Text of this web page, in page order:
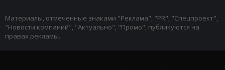
Материалы, отмеченные знаками "Реклама", "PR", "Спецпроект",
"Новости компаний", "Актуально", "Промо", публикуются на
правах рекламы.